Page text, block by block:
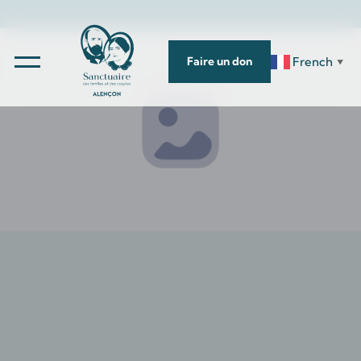
Faire un don French ▼